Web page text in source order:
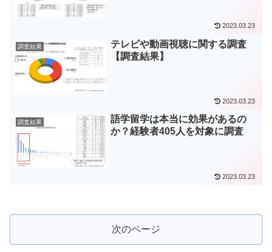
2023.03.23
調査結果
テレビや動画視聴に関する調査
【調査結果】
2023.03.23
調査結果
語学留学は本当に効果があるの
か？経験者405人を対象に調査
2023.03.23
次のページ